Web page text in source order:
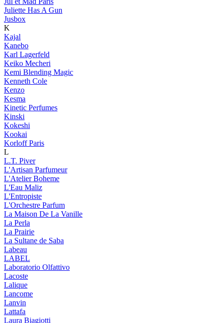
Juliette Has A Gun
Jusbox
K
Kajal
Kanebo
Karl Lagerfeld
Keiko Mecheri
Kemi Blending Magic
Kenneth Cole
Kenzo
Kesma
Kinetic Perfumes
Kinski
Kokeshi
Kookai
Korloff Paris
L
L.T. Piver
L'Artisan Parfumeur
L'Atelier Boheme
L'Eau Maliz
L'Entropiste
L'Orchestre Parfum
La Maison De La Vanille
La Perla
La Prairie
La Sultane de Saba
Labeau
LABEL
Laboratorio Olfattivo
Lacoste
Lalique
Lancome
Lanvin
Lattafa
Laura Biagiotti